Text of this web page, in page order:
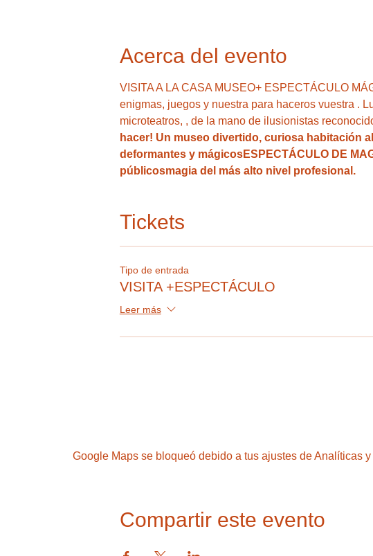
Acerca del evento
VISITA A LA CASA MUSEO+ ESPECTÁCULO
enigmas, juegos y nuestra para haceros vuestra .
microteatros, , de la mano de ilusionistas
hacer! Un museo divertido, curiosa habitación
deformantes y mágicosESPECTÁCULO DE
públicosmagia del más alto nivel profesional.
Tickets
Tipo de entrada
VISITA +ESPECTÁCULO
Leer más
Google Maps se bloqueó debido a tus ajustes de Analíticas
Compartir este evento